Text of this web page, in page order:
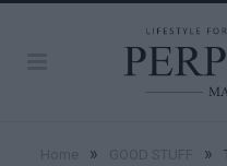
» »